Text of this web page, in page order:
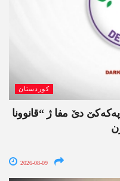
کوردستان
و 900 گرتیێن پەکەکێ دێ مفا ژ “قانوونا
2026-08-09